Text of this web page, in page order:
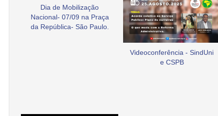
Dia de Mobilização
Nacional- 07/09 na Praça
da República- São Paulo.
Videoconferência - SindUni
e CSPB